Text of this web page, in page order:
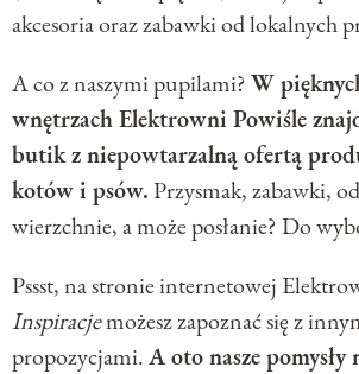
akcesoria oraz zabawki od lokalnych
A co z naszymi pupilami?W
wnętrzach Elektrowni Powiśle
butik z niepowtarzalną ofertą
kotów i psów.Przysmak, zabawki,
wierzchnie, a może posłanie? Do
Pssst, na stronie internetowej
Inspiracjemożesz zapoznać się z
propozycjami.A oto nasze